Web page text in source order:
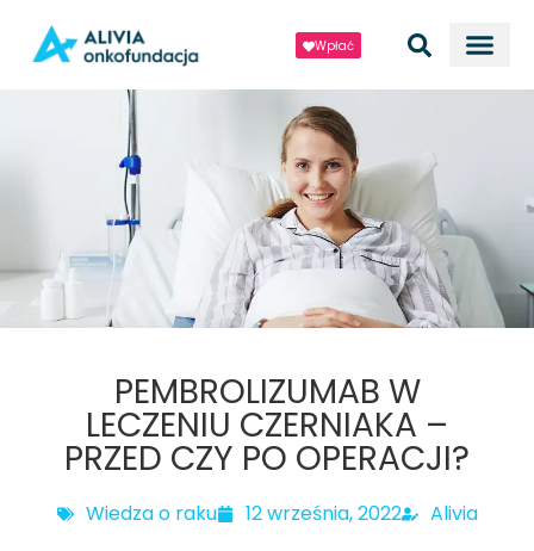
Wpłać
PEMBROLIZUMAB W
LECZENIU CZERNIAKA –
PRZED CZY PO OPERACJI?
Wiedza o raku 12 września, 2022
Alivia